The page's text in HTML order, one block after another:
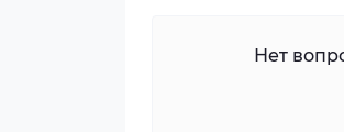
Нет